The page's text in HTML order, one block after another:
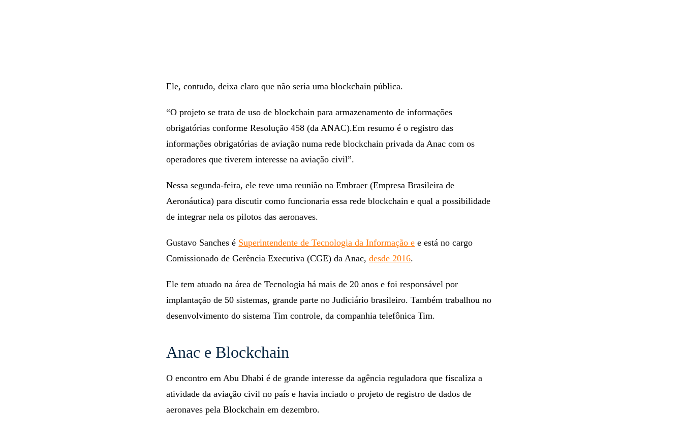
Ele, contudo, deixa claro que não seria uma blockchain pública.
“O projeto se trata de uso de blockchain para armazenamento de informações
obrigatórias conforme Resolução 458 (da ANAC).Em resumo é o registro das
informações obrigatórias de aviação numa rede blockchain privada da Anac com os
operadores que tiverem interesse na aviação civil”.
Nessa segunda-feira, ele teve uma reunião na Embraer (Empresa Brasileira de
Aeronáutica) para discutir como funcionaria essa rede blockchain e qual a possibilidade
de integrar nela os pilotos das aeronaves.
Gustavo Sanches é Superintendente de Tecnologia da Informaçãoe e está no cargo
Comissionado de Gerência Executiva (CGE) da Anac,desde 2016.
Ele tem atuado na área de Tecnologia há mais de 20 anos e foi responsável por
implantação de 50 sistemas, grande parte no Judiciário brasileiro. Também trabalhou no
desenvolvimento do sistema Tim controle, da companhia telefônica Tim.
Anac e Blockchain
O encontro em Abu Dhabi é de grande interesse da agência reguladora que fiscaliza a
atividade da aviação civil no país e havia inciado o projeto de registro de dados de
aeronaves pela Blockchain em dezembro.